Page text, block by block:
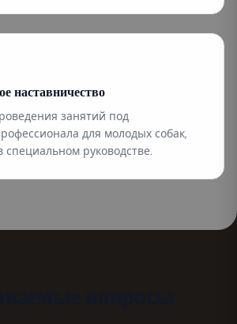
наставничество
занятий под
для молодых собак,
руководстве.